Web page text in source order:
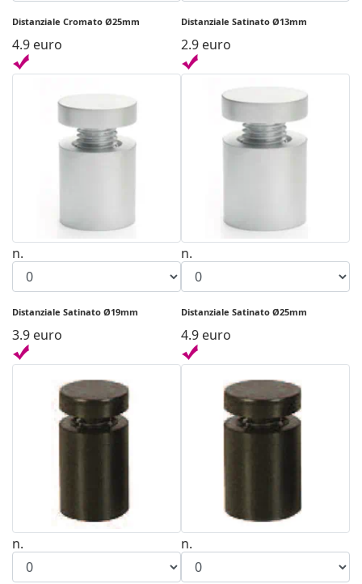
Distanziale Cromato Ø25mm
4.9 euro
Distanziale Satinato Ø13mm
2.9 euro
n.
Distanziale Satinato Ø19mm
3.9 euro
n.
Distanziale Satinato Ø25mm
4.9 euro
n. n.